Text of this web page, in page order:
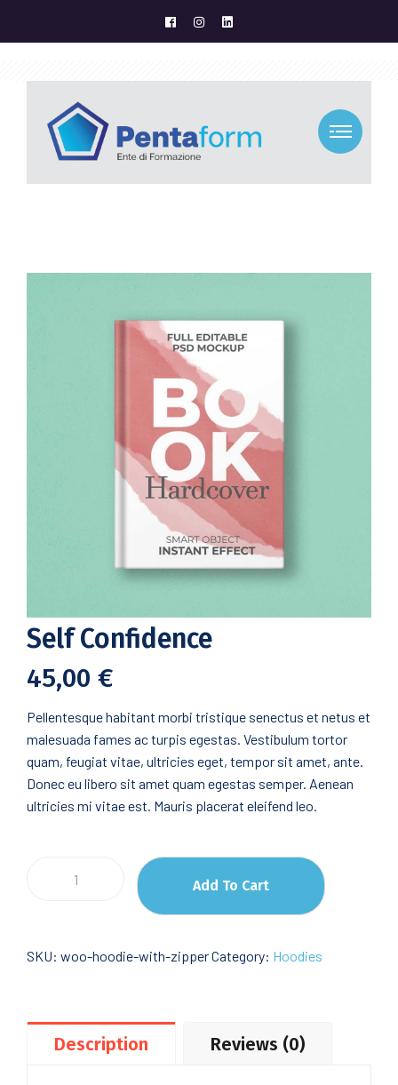
Self Confidence
45,00 €
Pellentesque habitant morbi tristique senectus et netus et
malesuada fames ac turpis egestas. Vestibulum tortor
quam, feugiat vitae, ultricies eget, tempor sit amet, ante.
Donec eu libero sit amet quam egestas semper. Aenean
ultricies mi vitae est. Mauris placerat eleifend leo.
Add To Cart
SKU: woo-hoodie-with-zipperCategory: Hoodies
Description Reviews (0)